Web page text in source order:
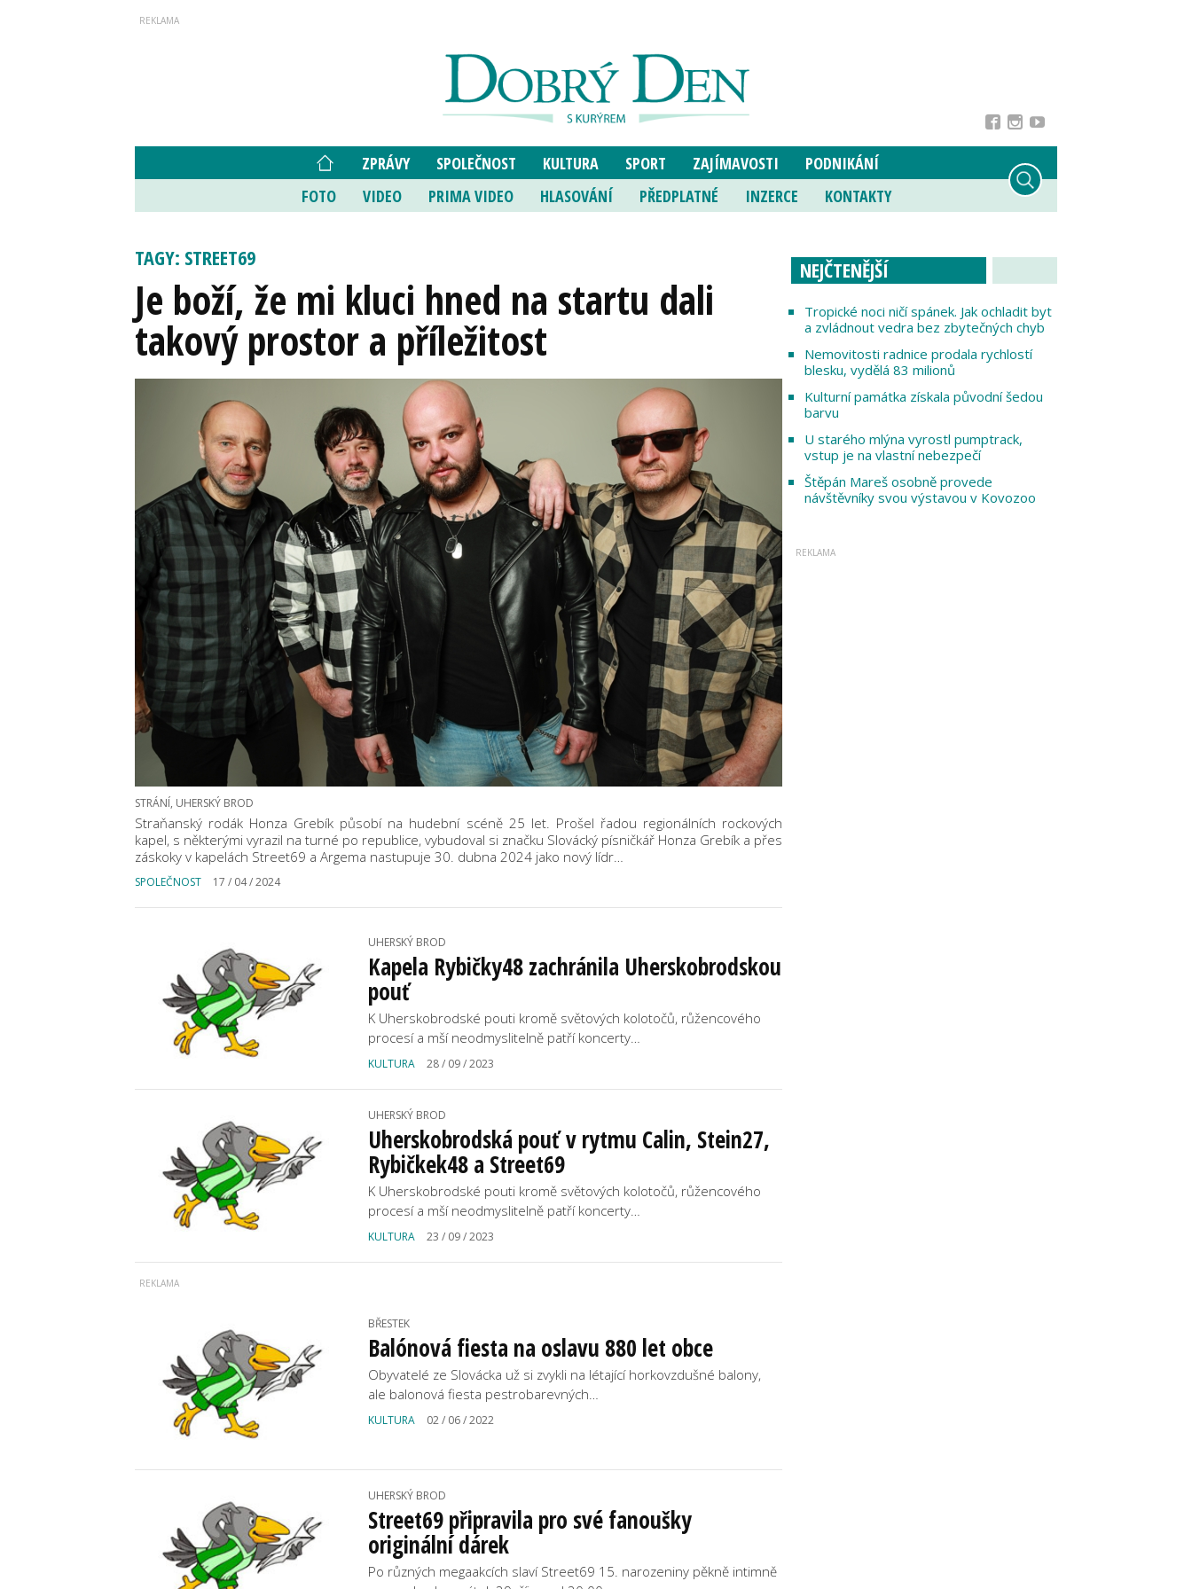
ZPRÁVY SPOLEČNOST KULTURA SPORT ZAJÍMAVOSTI
PODNIKÁNÍ
FOTO
VIDEO PRIMA VIDEO HLASOVÁNÍ PŘEDPLATNÉ INZERCE KONTAKTY
TAGY: STREET69
Je boží, že mi kluci hned na startu dali
takový prostor a příležitost
STRÁNÍ, UHERSKÝ BROD
Straňanský rodák Honza Grebík působí na hudební scéně 25 let. Prošel řadou regionálních rockových
kapel, s některými vyrazil na turné po republice, vybudoval si značku Slovácký písničkář Honza Grebík a přes
záskoky v kapelách Street69 a Argema nastupuje 30. dubna 2024 jako nový lídr…
SPOLEČNOST 17 / 04 / 2024
UHERSKÝ BROD
Kapela Rybičky48 zachránila Uherskobrodskou
pouť
K Uherskobrodské pouti kromě světových kolotočů, růžencového
procesí a mší neodmyslitelně patří koncerty…
KULTURA 28 / 09 / 2023
UHERSKÝ BROD
Uherskobrodská pouť v rytmu Calin, Stein27,
Rybičkek48 a Street69
K Uherskobrodské pouti kromě světových kolotočů, růžencového
procesí a mší neodmyslitelně patří koncerty…
KULTURA 23 / 09 / 2023
BŘESTEK
Balónová fiesta na oslavu 880 let obce
Obyvatelé ze Slovácka už si zvykli na létající horkovzdušné balony,
ale balonová fiesta pestrobarevných…
KULTURA 02 / 06 / 2022
UHERSKÝ BROD
Street69 připravila pro své fanoušky
originální dárek
Po různých megaakcích slaví Street69 15. narozeniny pěkně intimně
NEJČTENĚJŠÍ
Tropické noci ničí spánek. Jak ochladit byt
a zvládnout vedra bez zbytečných chyb
Nemovitosti radnice prodala rychlostí
blesku, vydělá 83 milionů
Kulturní památka získala původní šedou
barvu
U starého mlýna vyrostl pumptrack,
vstup je na vlastní nebezpečí
Štěpán Mareš osobně provede
návštěvníky svou výstavou v Kovozoo